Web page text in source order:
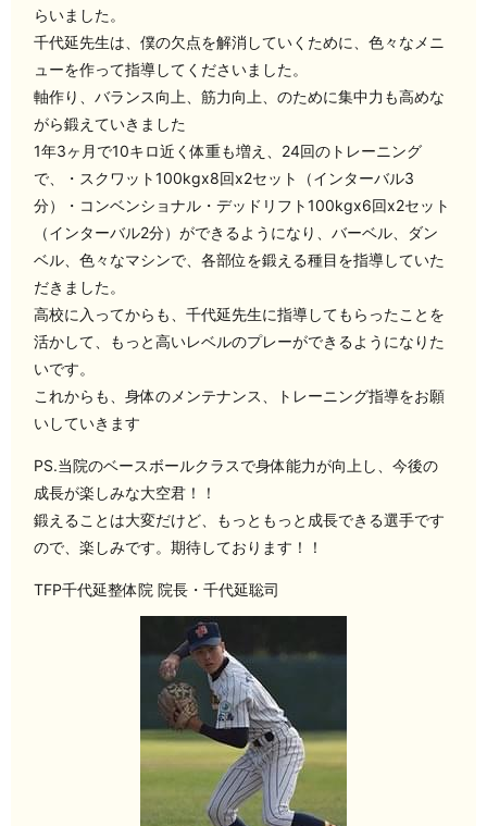
らいました。
千代延先生は、僕の欠点を解消していくために、色々なメニ
ューを作って指導してくださいました。
軸作り、バランス向上、筋力向上、のために集中力も高めな
がら鍛えていきました️
1年3ヶ月で10キロ近く体重も増え、24回のトレーニング
で、・スクワット100kgx8回x2セット（インターバル3
分）・コンベンショナル・デッドリフト100kgx6回x2セット
（インターバル2分）ができるようになり、バーベル、ダン
ベル、色々なマシンで、各部位を鍛える種目を指導していた
だきました。
高校に入ってからも、千代延先生に指導してもらったことを
活かして、もっと高いレベルのプレーができるようになりた
いです。
これからも、身体のメンテナンス、トレーニング指導をお願
いしていきます️
PS.当院のベースボールクラスで身体能力が向上し、今後の
成長が楽しみな大空君！！
鍛えることは大変だけど、もっともっと成長できる選手です
ので、楽しみです。期待しております！！️
TFP千代延整体院 院長・千代延聡司️